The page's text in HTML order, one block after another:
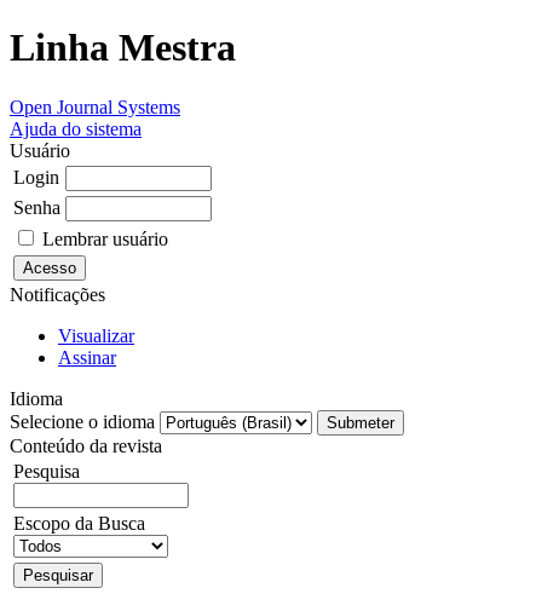
Linha Mestra
Open Journal Systems
Ajuda do sistema
Usuário
Login
Senha
Lembrar usuário
Notificações
Visualizar
Assinar
Idioma
Selecione o idioma
Conteúdo da revista
Pesquisa
Escopo da Busca